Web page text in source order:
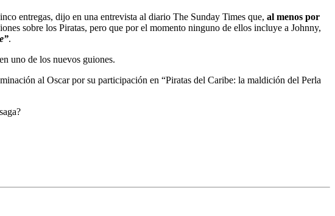
entregas, dijo en una entrevista al diario The Sunday Times que, al menos por
sobre los Piratas, pero que por el momento ninguno de ellos incluye a Johnny,
.
en uno de los nuevos guiones.
al Oscar por su participación en “Piratas del Caribe: la maldición del Perla